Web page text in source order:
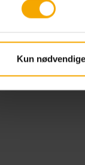
Kun
rapporter